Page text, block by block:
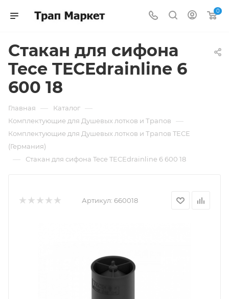
0
Стакан для сифона
Tece TECEdrainline 6
600 18
Главная — Каталог —
Комплектующие для Душевых лотков и Трапов —
Комплектующие для Душевых лотков и Трапов TECE
(Германия)
— Стакан для сифона Tece TECEdrainline 6 600 18
Артикул: 660018